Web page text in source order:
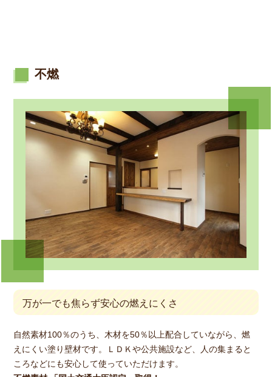
不燃
万が一でも焦らず安心の燃えにくさ
自然素材100％のうち、木材を50％以上配合していながら、燃
えにくい塗り壁材です。ＬＤＫや公共施設など、人の集まると
ころなどにも安心して使っていただけます。